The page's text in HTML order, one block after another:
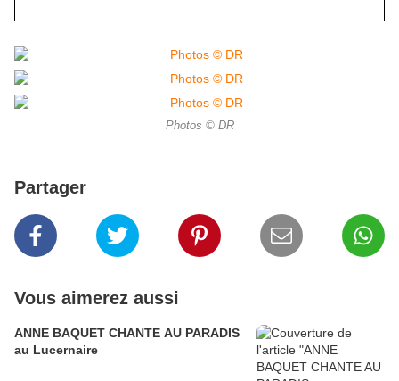
Photos © DR
Partager
Vous aimerez aussi
ANNE BAQUET CHANTE AU PARADIS
au Lucernaire